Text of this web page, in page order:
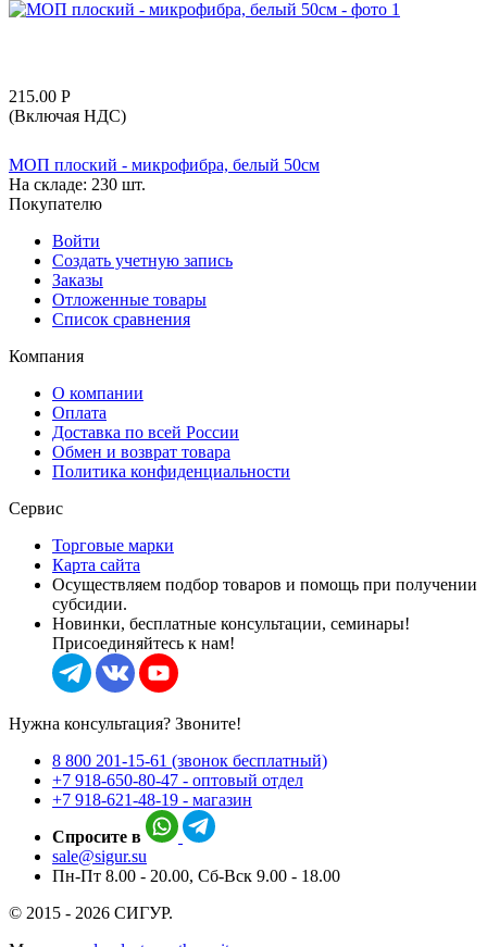
215.00 Р
(Включая НДС)
МОП плоский - микрофибра, белый 50см
На складе: 230 шт.
Покупателю
Войти
Создать учетную запись
Заказы
Отложенные товары
Список сравнения
Компания
О компании
Оплата
Доставка по всей России
Обмен и возврат товара
Политика конфиденциальности
Сервис
Торговые марки
Карта сайта
Осуществляем подбор товаров и помощь при получении
субсидии.
Новинки, бесплатные консультации, семинары!
Присоединяйтесь к нам!
Нужна консультация? Звоните!
8 800 201-15-61 (звонок бесплатный)
+7 918-650-80-47 - оптовый отдел
+7 918-621-48-19 - магазин
Спросите в
sale@sigur.su
Пн-Пт 8.00 - 20.00, Сб-Вск 9.00 - 18.00
© 2015 - 2026 СИГУР.